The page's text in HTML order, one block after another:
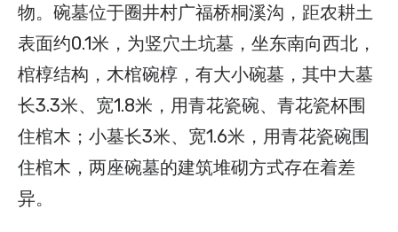
物。碗墓位于圈井村广福桥桐溪沟，距农耕土
表面约0.1米，为竖穴土坑墓，坐东南向西北，
棺椁结构，木棺碗椁，有大小碗墓，其中大墓
长3.3米、宽1.8米，用青花瓷碗、青花瓷杯围
住棺木；小墓长3米、宽1.6米，用青花瓷碗围
住棺木，两座碗墓的建筑堆砌方式存在着差
异。